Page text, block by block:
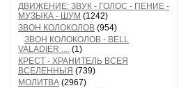
ДВИЖЕНИЕ: ЗВУК - ГОЛОС - ПЕНИЕ -
МУЗЫКА - ШУМ (1242)
ЗВОН КОЛОКОЛОВ (954)
ЗВОН КОЛОКОЛОВ - BELL
VALADIER .... (1)
КРЕСТ - ХРАНИТЕЛЬ ВСЕЯ
ВСЕЛЕННЫЯ (739)
МОЛИТВА (2967)